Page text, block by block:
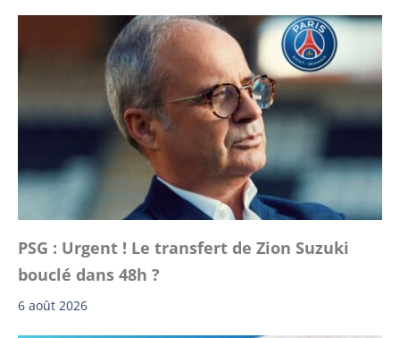
PSG : Urgent ! Le transfert de Zion Suzuki
bouclé dans 48h ?
6 août 2026